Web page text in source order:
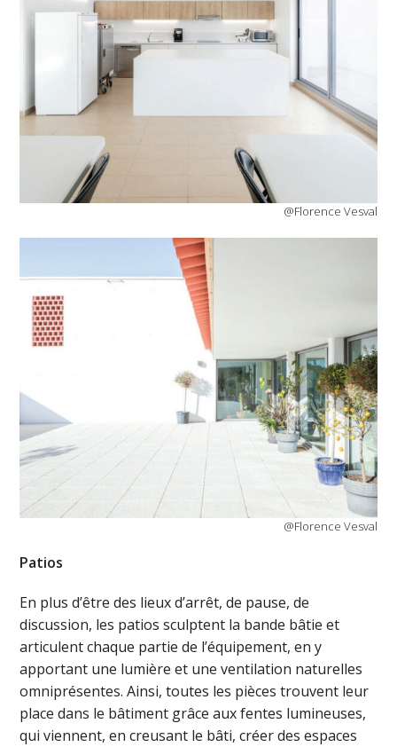
@Florence Vesval
@Florence Vesval
Patios
En plus d’être des lieux d’arrêt, de pause, de
discussion, les patios sculptent la bande bâtie et
articulent chaque partie de l’équipement, en y
apportant une lumière et une ventilation naturelles
omniprésentes. Ainsi, toutes les pièces trouvent leur
place dans le bâtiment grâce aux fentes lumineuses,
qui viennent, en creusant le bâti, créer des espaces